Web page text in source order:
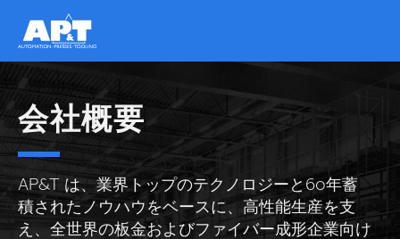
会社概要
AP&T は、業界トップのテクノロジーと60年蓄
積されたノウハウをベースに、高性能生産を支
え、全世界の板金およびファイバー成形企業向け